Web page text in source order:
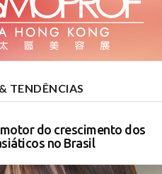
TENDÊNCIAS
do crescimento dos
no Brasil